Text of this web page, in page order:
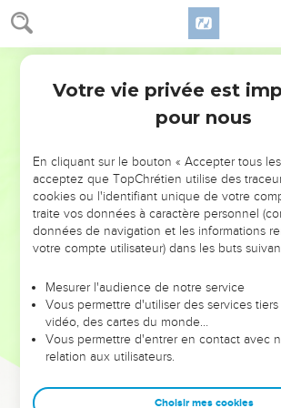
NE MANQUEZ PAS
DE L’ANNÉE !
ET SI LEURS ERREURS POUVAIENT
VOTRES ?
leur foi ou leur vision. Mais on voit moins les
et les saisons difficiles qu'ils ont traversés,
sont elles qui les ont
Dans cette conférence, leaders,
clés pour avancer avec plus de sagesse
Votre vie privée est
pour nous
En cliquant sur le bouton « Accepter tous
acceptez que TopChrétien utilise des
cookies ou l'identifiant unique de votre
traite vos données à caractère personnel
données de navigation et les informations
votre compte utilisateur) dans les buts
Mesurer l'audience de notre service
Vous permettre d'utiliser des services
vidéo, des cartes du monde…
Vous permettre d'entrer en contact avec
relation aux utilisateurs.
Choisir mes cookies